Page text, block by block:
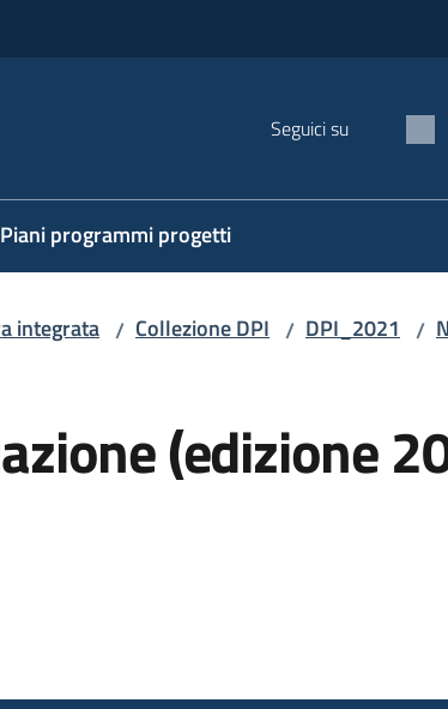
Seguici su
Piani programmi progetti
integrata / Collezione DPI / DPI_2021 /
(edizione